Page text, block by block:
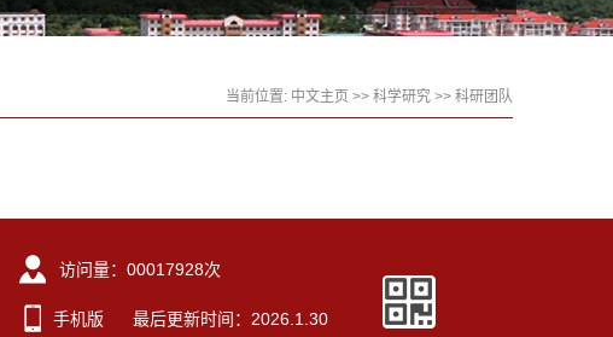
当前位置: 中文主页 >> 科学研究 >> 科研团队
访问量： 00017928次
手机版 最后更新时间： 2026 1 30